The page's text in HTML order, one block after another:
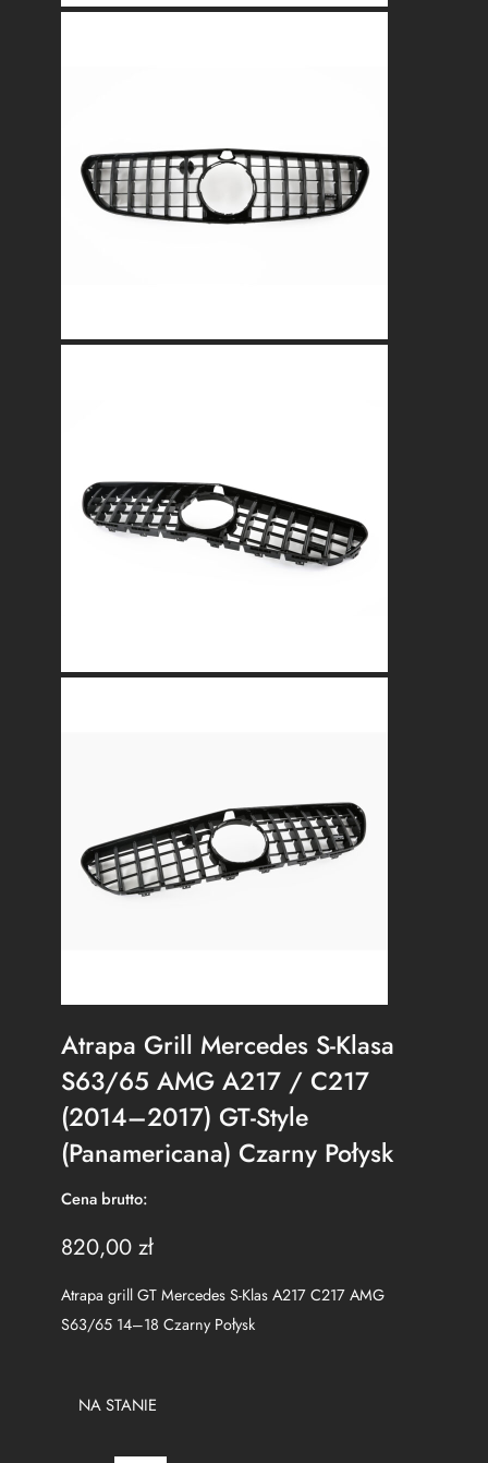
Atrapa Grill Mercedes S-Klasa
S63/65 AMG A217 / C217
(2014–2017) GT-Style
(Panamericana) Czarny Połysk
Cena brutto:
820,00 zł
Atrapa grill GT Mercedes S-Klas A217 C217 AMG
S63/65 14–18 Czarny Połysk
NA STANIE